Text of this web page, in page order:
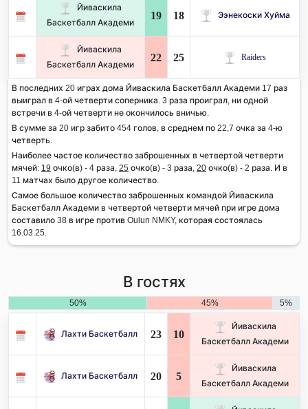
Йиваскила
Баскетбалл Академи
19 18 Ээнекоски Хуйма
Йиваскила
Баскетбалл Академи
22 25 Raiders
В последних 20 играх дома Йиваскила Баскетбалл Академи 17 раз
выиграл в 4-ой четверти соперника. 3 раза проиграл, ни одной
встречи в 4-ой четверти не окончилось вничью.
В сумме за 20 игр забито 454 голов, в среднем по 22,7 очка за 4-ю
четверть.
Наиболее частое количество заброшенных в четвертой четверти
мячей: 19 очко(в) - 4 раза, 25 очко(в) - 3 раза, 20 очко(в) - 2 раза. И в
11 матчах было другое количество.
Самое большое количество заброшенных командой Йиваскила
Баскетбалл Академи в четвертой четверти мячей при игре дома
составило 38 в игре против Oulun NMKY, которая состоялась
16.03.25.
В гостях
50% 45% 5%
Лахти Баскетбалл 23 10
Йиваскила
Баскетбалл Академи
Лахти Баскетбалл 20 5
Йиваскила
Баскетбалл Академи